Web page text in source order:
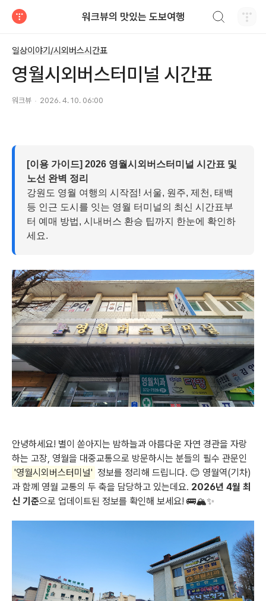
워크뷰의 맛있는 도보여행
일상이야기/시외버스시간표
영월시외버스터미널 시간표
워크뷰 2026. 4. 10. 06:00
[이용 가이드] 2026 영월시외버스터미널 시간표 및
노선 완벽 정리
강원도 영월 여행의 시작점! 서울, 원주, 제천, 태백
등 인근 도시를 잇는 영월 터미널의 최신 시간표부
터 예매 방법, 시내버스 환승 팁까지 한눈에 확인하
세요.
안녕하세요! 별이 쏟아지는 밤하늘과 아름다운 자연 경관을 자랑
하는 고장, 영월을 대중교통으로 방문하시는 분들의 필수 관문인
'영월시외버스터미널' 정보를 정리해 드립니다. 😊 영월역(기차)
과 함께 영월 교통의 두 축을 담당하고 있는데요. 2026년 4월 최
신 기준으로 업데이트된 정보를 확인해 보세요! 🚌🏔️✨